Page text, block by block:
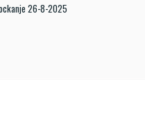
26-8-2025